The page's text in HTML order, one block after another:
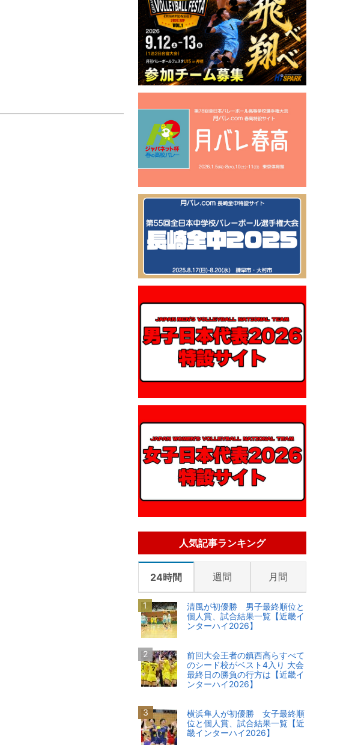
人気記事ランキング
24時間 週間 月間
清風が初優勝 男子最終順位と
個人賞、試合結果一覧【近畿イ
ンターハイ2026】
前回大会王者の鎮西高らすべて
のシード校がベスト4入り 大会
最終日の勝負の行方は【近畿イ
ンターハイ2026】
横浜隼人が初優勝 女子最終順
位と個人賞、試合結果一覧【近
畿インターハイ2026】